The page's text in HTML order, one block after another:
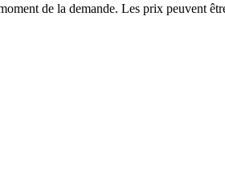
de la demande. Les prix peuvent